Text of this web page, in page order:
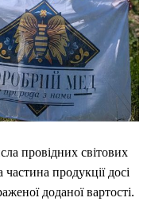
провідних світових
продукції досі
доданої вартості.